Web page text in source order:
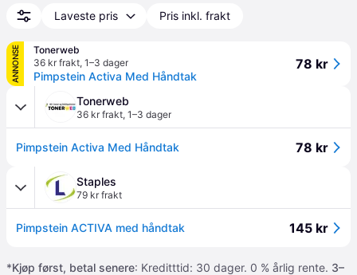
Laveste pris Pris inkl. frakt
ANNONSE
Tonerweb
36 kr frakt, 1–3 dager
Pimpstein Activa Med Håndtak
78 kr
Tonerweb
36 kr frakt, 1–3 dager
Pimpstein Activa Med Håndtak 78 kr
Staples
79 kr frakt
Pimpstein ACTIVA med håndtak 145 kr
*Kjøp først, betal senere: Kreditttid: 30 dager. 0 % årlig rente. 3–